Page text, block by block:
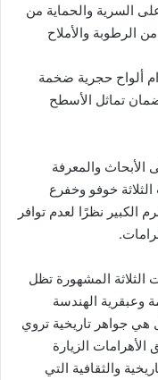
السرية والحماية من
الرطوبة والأملاح
ألواح حجرية ضخمة
تماثل الأسطح
والمعرفة
خوفو وخفرع
الكبير نظرًا لعدم توافر
الثلاثة المشهورة تظل
الهندسة
هي جواهر تاريخية تروي
الزيارة
والثقافية التي